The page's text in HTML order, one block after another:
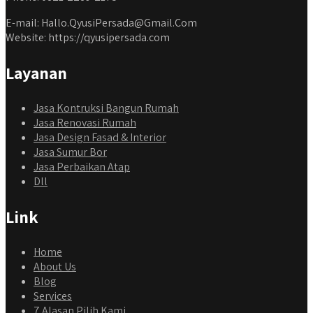
E-mail: Hallo.QyusiPersada@Gmail.Com
Website: https://qyusipersada.com
Layanan
Jasa Kontruksi Bangun Rumah
Jasa Renovasi Rumah
Jasa Design Fasad & Interior
Jasa Sumur Bor
Jasa Perbaikan Atap
Dll
Link
Home
About Us
Blog
Services